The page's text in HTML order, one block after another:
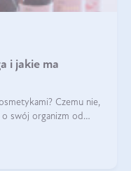
i jakie ma
Czemu nie,
o swój organizm od